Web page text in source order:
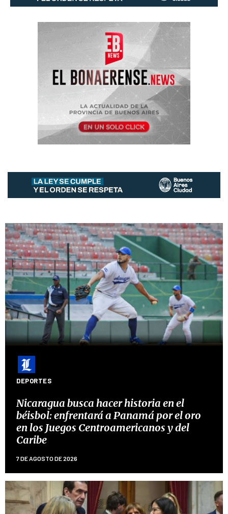
DEPORTES
Nicaragua busca hacer historia en el
béisbol: enfrentará a Panamá por el oro
en los Juegos Centroamericanos y del
Caribe
7 DE AGOSTO DE 2026